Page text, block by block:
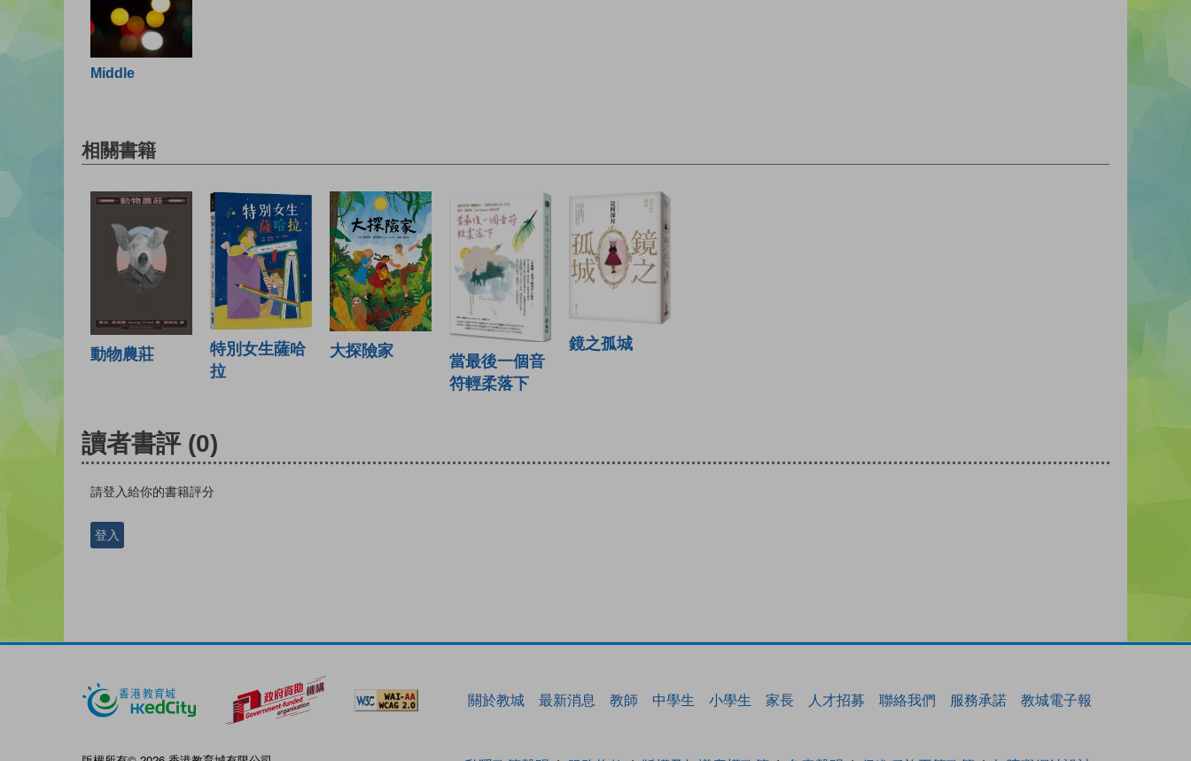
Middle
相關書籍
動物農莊
特別女生薩哈
拉
大探險家
當最後一個音
符輕柔落下
鏡之孤城
讀者書評 (0)
請登入給你的書籍評分
登入
關於教城 最新消息 教師 中學生 小學生 家長 人才招募 聯絡我們 服務承諾 教城電子報